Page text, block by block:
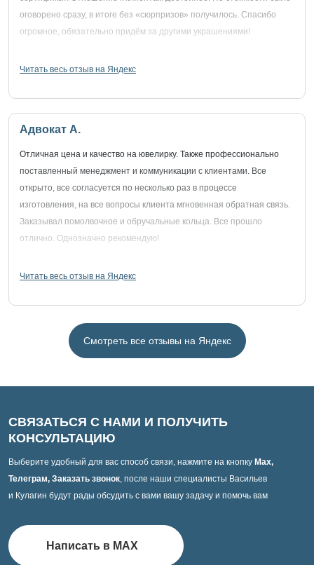
оговорено сразу, в итоге без «сюрпризов» получилось. Спасибо
огромное, обязательно придём за другими украшениями!
Читать весь отзыв на Яндекс
Адвокат А.
Отличная цена и качество на ювелирку. Также профессионально
поставленный менеджмент и коммуникации с клиентами. Все
открыто, все согласуется по несколько раз в процессе
изготовления, на все вопросы клиента мгновенная обратная связь.
Заказывал помолвочное и обручальные кольца. Все прошло
отлично. Однозначно рекомендую!
Читать весь отзыв на Яндекс
Смотреть все отзывы на Яндекс
СВЯЗАТЬСЯ С НАМИ И ПОЛУЧИТЬ
КОНСУЛЬТАЦИЮ
Выберите удобный для вас способ связи, нажмите на кнопку Max,
Телеграм, Заказать звонок, после наши специалисты Васильев
и Кулагин будут рады обсудить с вами вашу задачу и помочь вам
Написать в MAX